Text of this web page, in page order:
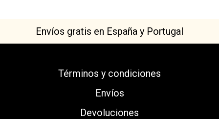
Envíos gratis en España y Portugal
Términos y condiciones
Envíos
Devoluciones